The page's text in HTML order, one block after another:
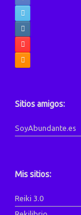
Sitios amigos:
SoyAbundante.es
Mis sitios:
Reiki 3.0